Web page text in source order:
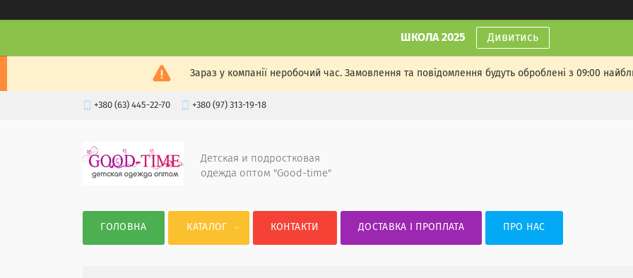
ШКОЛА 2025 Дивитись
Зараз у компанії неробочий час. Замовлення та повідомлення будуть оброблені з 09:00
+380 (63) 445-22-70 +380 (97) 313-19-18
Детская и подростковая
одежда оптом "Good-time"
ГОЛОВНА КАТАЛОГ КОНТАКТИ ДОСТАВКА І ПРОПЛАТА ПРО НАС